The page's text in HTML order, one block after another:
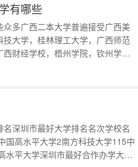
有哪些
多广西二本大学普遍接受广西美
大学，桂林理工大学，广西师范
财经学校，梧州学院，钦州学
广西美术统考成绩。除这些二本
深圳市最好大学排名名次学校名
国高水平大学2南方科技大学115中
水平大学深圳市最好合作办学大学